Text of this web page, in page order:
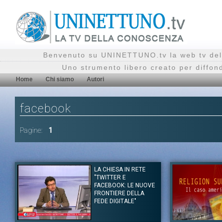
Benvenuto su UNINETTUNO.tv la web tv
Uno strumento libero creato per
Home Chi siamo Autori
facebook
Pagine: 1
LA CHIESA IN RETE
"TWITTER E
FACEBOOK: LE NUOVE
FRONTIERE DELLA
FEDE DIGITALE"